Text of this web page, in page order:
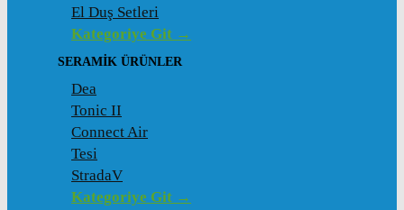
El Duş Setleri
Kategoriye Git →
SERAMIK ÜRÜNLER
Dea
Tonic II
Connect Air
Tesi
StradaV
Kategoriye Git →